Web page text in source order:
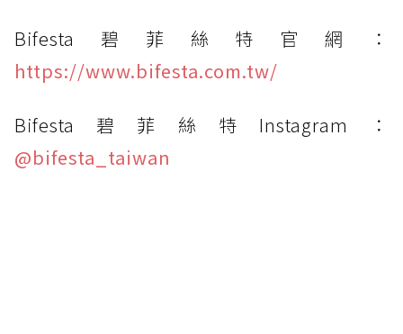
Bifesta碧菲絲特官網：
https://www.bifesta.com.tw/
Bifesta碧菲絲特Instagram：
@bifesta_taiwan